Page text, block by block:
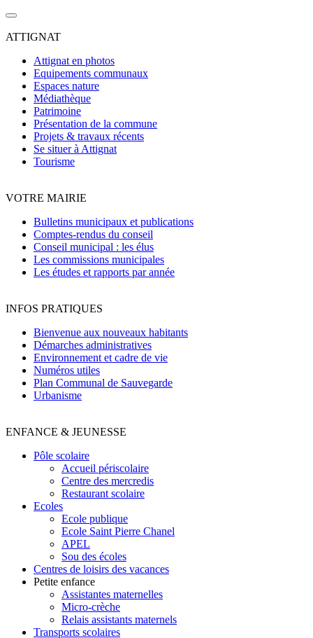
ATTIGNAT
Attignat en photos
Equipements communaux
Espaces nature
Médiathèque
Patrimoine
Présentation de la commune
Projets & travaux récents
Se situer à Attignat
Tourisme
VOTRE MAIRIE
Bulletins municipaux et publications
Comptes-rendus du conseil
Conseil municipal : les élus
Les commissions municipales
Les études et rapports par année
INFOS PRATIQUES
Bienvenue aux nouveaux habitants
Démarches administratives
Environnement et cadre de vie
Numéros utiles
Plan Communal de Sauvegarde
Urbanisme
ENFANCE & JEUNESSE
Pôle scolaire
Accueil périscolaire
Centre des mercredis
Restaurant scolaire
Ecoles
Ecole publique
Ecole Saint Pierre Chanel
APEL
Sou des écoles
Centres de loisirs des vacances
Petite enfance
Assistantes maternelles
Micro-crèche
Relais assistants maternels
Transports scolaires